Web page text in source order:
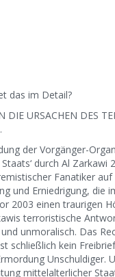
das im Detail?
DIE URSACHEN DES
der Vorgänger-
Staats‘ durch Al Zarkawi
Fanatiker auf
und Erniedrigung, die
2003 einen traurigen
terroristische
unmoralisch. Das
schließlich kein
Unschuldiger.
mittelalterlicher